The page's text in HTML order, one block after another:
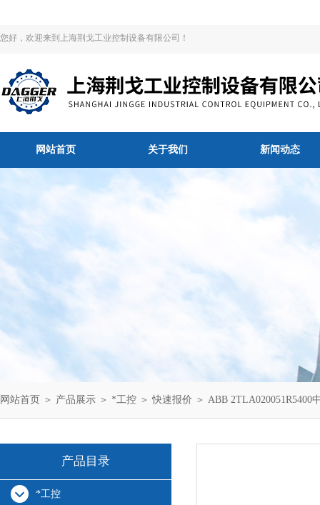
您好，欢迎来到上海荆戈工业控制设备有限公司！
网站首页 关于我们 新闻动态
网站首页 ＞ 产品展示 ＞ *工控 ＞快速报价 ＞ ABB 2TLA020051R5400
产品目录
*工控